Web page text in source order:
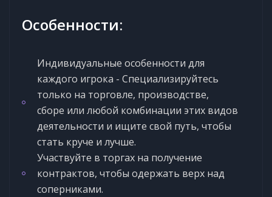
Особенности:
Индивидуальные особенности для
каждого игрока - Специализируйтесь
только на торговле, производстве,
сборе или любой комбинации этих видов
деятельности и ищите свой путь, чтобы
стать круче и лучше.
Участвуйте в торгах на получение
контрактов, чтобы одержать верх над
соперниками.